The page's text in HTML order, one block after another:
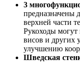
3
предназначены
верхней части
Рукоходы могут
висов и других
улучшению
Шведская